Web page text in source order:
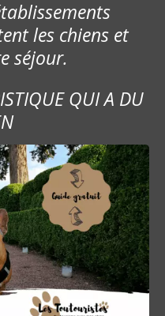
les chiens et
séjour.
QUI A DU